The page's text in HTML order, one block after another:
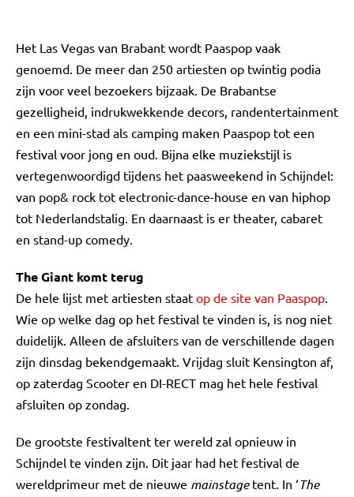
Het Las Vegas van Brabant wordt Paaspop vaak
genoemd. De meer dan 250 artiesten op twintig podia
zijn voor veel bezoekers bijzaak. De Brabantse
gezelligheid, indrukwekkende decors, randentertainment
en een mini-stad als camping maken Paaspop tot een
festival voor jong en oud. Bijna elke muziekstijl is
vertegenwoordigd tijdens het paasweekend in Schijndel:
van pop& rock tot electronic-dance-house en van hiphop
tot Nederlandstalig. En daarnaast is er theater, cabaret
en stand-up comedy.
The Giant komt terug
De hele lijst met artiesten staat op de site van Paaspop.
Wie op welke dag op het festival te vinden is, is nog niet
duidelijk. Alleen de afsluiters van de verschillende dagen
zijn dinsdag bekendgemaakt. Vrijdag sluit Kensington af,
op zaterdag Scooter en DI-RECT mag het hele festival
afsluiten op zondag.
De grootste festivaltent ter wereld zal opnieuw in
Schijndel te vinden zijn. Dit jaar had het festival de
wereldprimeur met de nieuwe mainstagetent. In ‘The